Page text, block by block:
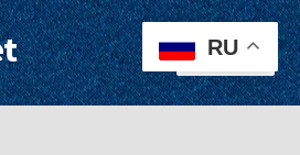
Меню
RU